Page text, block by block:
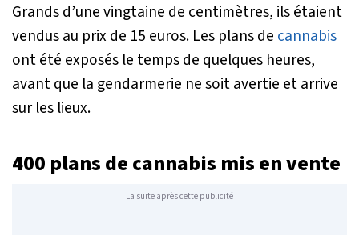
Grands d’une vingtaine de centimètres, ils étaient
vendus au prix de 15 euros. Les plans de cannabis
ont été exposés le temps de quelques heures,
avant que la gendarmerie ne soit avertie et arrive
sur les lieux.
400 plans de cannabis mis en vente
La suite après cette publicité